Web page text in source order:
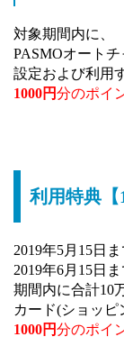
対象期間内に、
PASMOオート
設定および利用
1000円分のポイ
利用特典【
2019年5月15日
2019年6月15日
期間内に合計10
カード(ショッピ
1000円分のポイ